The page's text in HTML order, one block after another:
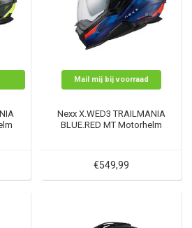
Mail mij bij voorraad
Nexx X.WED3 TRAILMANIA
BLUE.RED MT Motorhelm
€549,99